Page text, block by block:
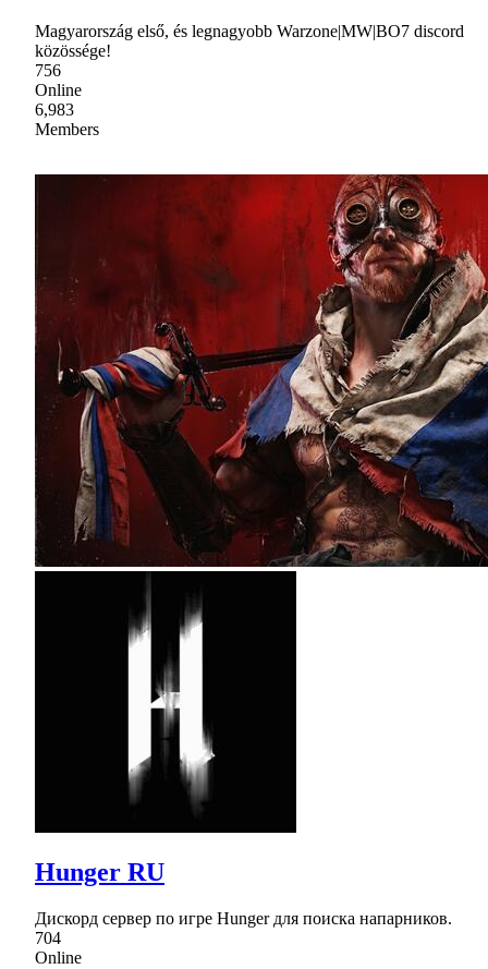
Magyarország első, és legnagyobb Warzone|MW|BO7 discord
közössége!
756
Online
6,983
Members
Hunger RU
Дискорд сервер по игре Hunger для поиска напарников.
704
Online